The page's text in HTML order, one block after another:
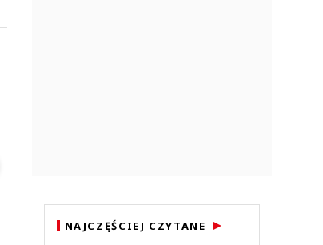
NAJCZĘŚCIEJ CZYTANE